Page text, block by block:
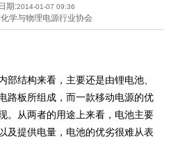
日期:2014-01-07 09:36
学与物理电源行业协会
结构来看，主要还是由锂电池、
路板所组成，而一款移动电源的优
。从两者的用途上来看，电池主要
及提供电量，电池的优劣很难从表